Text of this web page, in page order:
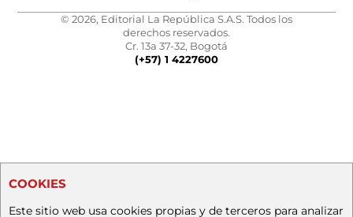
© 2026, Editorial La República S.A.S. Todos los
derechos reservados.
Cr. 13a 37-32, Bogotá
(+57) 1 4227600
COOKIES
Este sitio web usa cookies propias y de terceros para analizar